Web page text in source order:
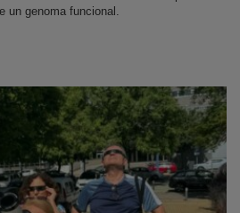
un genoma funcional.